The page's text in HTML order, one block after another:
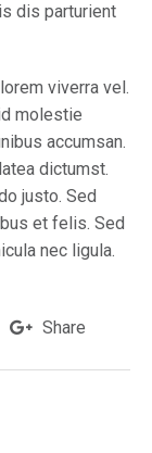
dis parturient
viverra vel.
molestie
accumsan.
dictumst.
justo. Sed
et felis. Sed
nec ligula.
Share